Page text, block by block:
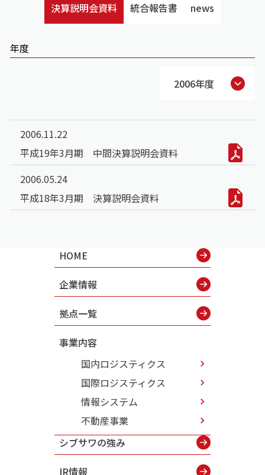
決算説明会資料 統合報告書 news
年度
2006年度
2006.11.22
平成19年3月期 中間決算説明会資料
2006.05.24
平成18年3月期 決算説明会資料
HOME
企業情報
拠点一覧
事業内容
国内ロジスティクス
国際ロジスティクス
情報システム
不動産事業
シブサワの強み
IR情報